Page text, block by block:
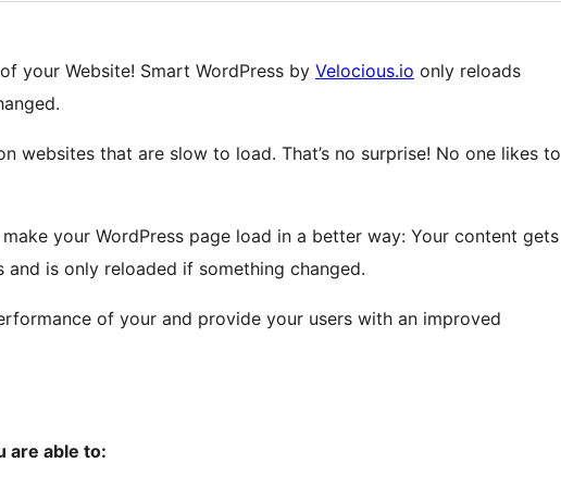
your Website! Smart WordPress by Velocious.io only reloads
websites that are slow to load. That’s no surprise! No one likes to
your WordPress page load in a better way: Your content gets
is only reloaded if something changed.
of your and provide your users with an improved
are able to: